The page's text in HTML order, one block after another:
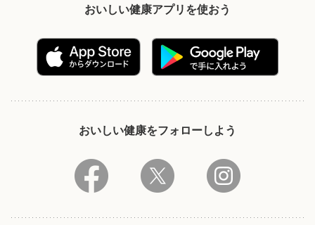
おいしい健康アプリを使おう
おいしい健康をフォローしよう